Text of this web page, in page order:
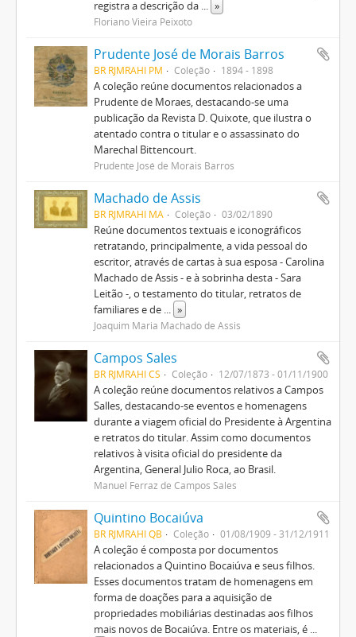
registra a descrição da ... »
Floriano Vieira Peixoto
Prudente José de Morais Barros
BR RJMRAHI PM Coleção 1894 - 1898
A coleção reúne documentos relacionados a
Prudente de Moraes, destacando-se uma
publicação da Revista D. Quixote, que ilustra o
atentado contra o titular e o assassinato do
Marechal Bittencourt.
Prudente José de Morais Barros
Machado de Assis
BR RJMRAHI MA Coleção 03/02/1890
Reúne documentos textuais e iconográficos
retratando, principalmente, a vida pessoal do
escritor, através de cartas à sua esposa - Carolina
Machado de Assis - e à sobrinha desta - Sara
Leitão -, o testamento do titular, retratos de
familiares e de ... »
Joaquim Maria Machado de Assis
Campos Sales
BR RJMRAHI CS Coleção 12/07/1873 - 01/11/1900
A coleção reúne documentos relativos a Campos
Salles, destacando-se eventos e homenagens
durante a viagem oficial do Presidente à Argentina
e retratos do titular. Assim como documentos
relativos à visita oficial do presidente da
Argentina, General Julio Roca, ao Brasil.
Manuel Ferraz de Campos Sales
Quintino Bocaiúva
BR RJMRAHI QB Coleção 01/08/1909 - 31/12/1911
A coleção é composta por documentos
relacionados a Quintino Bocaiúva e seus filhos.
Esses documentos tratam de homenagens em
forma de doações para a aquisição de
propriedades mobiliárias destinadas aos filhos
mais novos de Bocaiúva. Entre os materiais, é ...